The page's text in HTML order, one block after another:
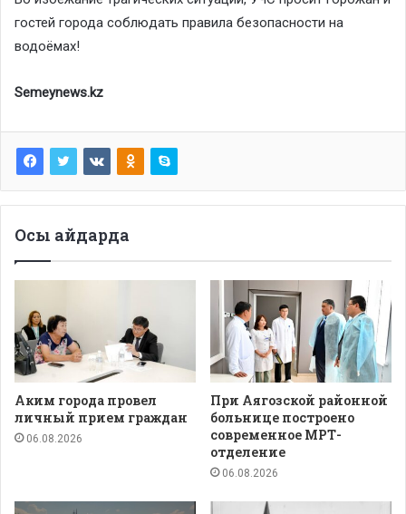
гостей города соблюдать правила безопасности на
водоёмах!
Semeynews.kz
Осы айдарда
Аким города провел
личный прием граждан
06.08.2026
При Аягозской районной
больнице построено
современное МРТ-
отделение
06.08.2026